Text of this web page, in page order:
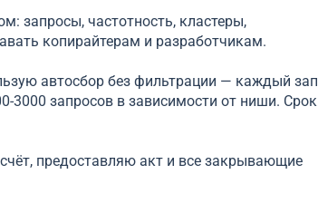
запросы, частотность, кластеры,
копирайтерам и разработчикам.
автосбор без фильтрации — каждый
3000 запросов в зависимости от ниши.
предоставляю акт и все закрывающие